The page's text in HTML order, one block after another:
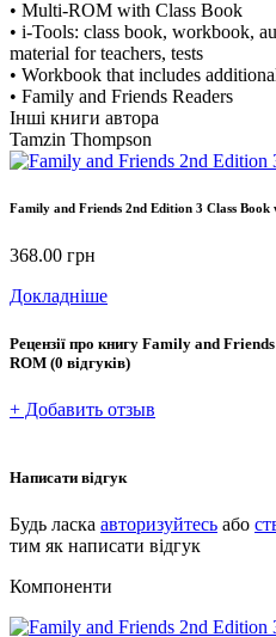
• Multi-ROM with Class Book
• i-Tools: class book, workbook,
material for teachers, tests
• Workbook that includes
• Family and Friends Readers
Інші книги автора
Tamzin Thompson
Family and Friends 2nd Edition 3 Class
368.00 грн
Докладніше
Рецензії про книгу Family and
ROM (0 відгуків)
+ Добавить отзыв
Написати відгук
Будь ласка авторизуйтесь або
тим як написати відгук
Компоненти